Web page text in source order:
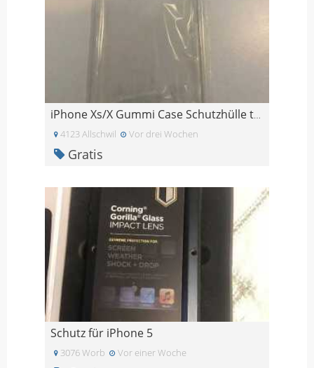
iPhone Xs/X Gummi Case Schutzhülle transparent
4123 Allschwil Vor drei Wochen
Gratis
Schutz für iPhone 5
3076 Worb Vor einer Woche